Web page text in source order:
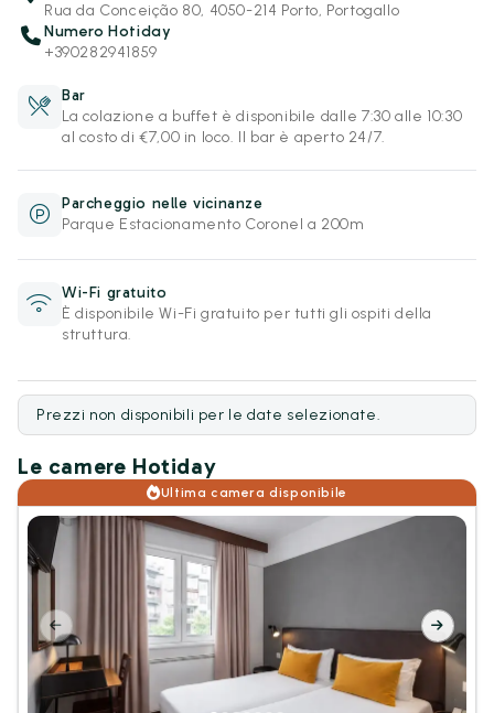
Rua da Conceição 80, 4050-214 Porto, Portogallo
Numero Hotiday
+390282941859
Bar
La colazione a buffet è disponibile dalle 7:30 alle 10:30
al costo di €7,00 in loco. Il bar è aperto 24/7.
Parcheggio nelle vicinanze
Parque Estacionamento Coronel a 200m
Wi-Fi gratuito
È disponibile Wi-Fi gratuito per tutti gli ospiti della
struttura.
Prezzi non disponibili per le date selezionate.
Le camere Hotiday
Ultima camera disponibile